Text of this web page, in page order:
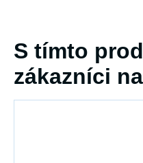
S tímto
zákazníci